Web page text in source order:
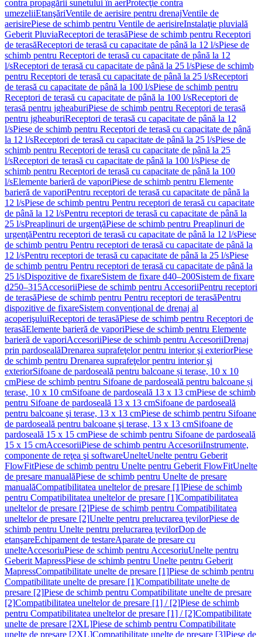
contra propagării sunetului în aerProtecţie contra
umezeliiEtanşăriVentile de aerisire pentru drenajVentile de
aerisirePiese de schimb pentru Ventile de aerisireInstalaţie pluvială
Geberit PluviaReceptori de terasăPiese de schimb pentru Receptori
de terasăReceptori de terasă cu capacitate de până la 12 l/sPiese de
schimb pentru Receptori de terasă cu capacitate de până la 12
l/sReceptori de terasă cu capacitate de până la 25 l/sPiese de schimb
pentru Receptori de terasă cu capacitate de până la 25 l/sReceptori
de terasă cu capacitate de până la 100 l/sPiese de schimb pentru
Receptori de terasă cu capacitate de până la 100 l/sReceptori de
terasă pentru jgheaburiPiese de schimb pentru Receptori de terasă
pentru jgheaburiReceptori de terasă cu capacitate de până la 12
l/sPiese de schimb pentru Receptori de terasă cu capacitate de până
la 12 l/sReceptori de terasă cu capacitate de până la 25 l/sPiese de
schimb pentru Receptori de terasă cu capacitate de până la 25
l/sReceptori de terasă cu capacitate de până la 100 l/sPiese de
schimb pentru Receptori de terasă cu capacitate de până la 100
l/sElemente barieră de vaporiPiese de schimb pentru Elemente
barieră de vaporiPentru receptori de terasă cu capacitate de până la
12 l/sPiese de schimb pentru Pentru receptori de terasă cu capacitate
de până la 12 l/sPentru receptori de terasă cu capacitate de până la
25 l/sPreaplinuri de urgenţăPiese de schimb pentru Preaplinuri de
urgenţăPentru receptori de terasă cu capacitate de până la 12 l/sPiese
de schimb pentru Pentru receptori de terasă cu capacitate de până la
12 l/sPentru receptori de terasă cu capacitate de până la 25 l/sPiese
de schimb pentru Pentru receptori de terasă cu capacitate de până la
25 l/sDispozitive de fixareSistem de fixare d40–200Sistem de fixare
d250–315AccesoriiPiese de schimb pentru AccesoriiPentru receptori
de terasăPiese de schimb pentru Pentru receptori de terasăPentru
dispozitive de fixareSistem convenţional de drenaj al
acoperişuluiReceptori de terasăPiese de schimb pentru Receptori de
terasăElemente barieră de vaporiPiese de schimb pentru Elemente
barieră de vaporiAccesoriiPiese de schimb pentru AccesoriiDrenaj
prin pardosealăDrenarea suprafeţelor pentru interior şi exteriorPiese
de schimb pentru Drenarea suprafeţelor pentru interior şi
exteriorSifoane de pardoseală pentru balcoane și terase, 10 x 10
cmPiese de schimb pentru Sifoane de pardoseală pentru balcoane și
terase, 10 x 10 cmSifoane de pardoseală 13 x 13 cmPiese de schimb
pentru Sifoane de pardoseală 13 x 13 cmSifoane de pardoseală
pentru balcoane şi terase, 13 x 13 cmPiese de schimb pentru Sifoane
de pardoseală pentru balcoane şi terase, 13 x 13 cmSifoane de
pardoseală 15 x 15 cmPiese de schimb pentru Sifoane de pardoseală
15 x 15 cmAccesoriiPiese de schimb pentru AccesoriiInstrumente,
componente de reţea şi softwareUnelteUnelte pentru Geberit
FlowFitPiese de schimb pentru Unelte pentru Geberit FlowFitUnelte
de presare manualăPiese de schimb pentru Unelte de presare
manualăCompatibilitatea uneltelor de presare [1]Piese de schimb
pentru Compatibilitatea uneltelor de presare [1]Compatibilitatea
uneltelor de presare [2]Piese de schimb pentru Compatibilitatea
uneltelor de presare [2]Unelte pentru prelucrarea ţevilorPiese de
schimb pentru Unelte pentru prelucrarea ţevilorDop de
etanşareEchipament de testareAparate de presare cu
unelteAccesoriuPiese de schimb pentru AccesoriuUnelte pentru
Geberit MapressPiese de schimb pentru Unelte pentru Geberit
MapressCompatibilitate unelte de presare [1]Piese de schimb pentru
Compatibilitate unelte de presare [1]Compatibilitate unelte de
presare [2]Piese de schimb pentru Compatibilitate unelte de presare
[2]Compatibilitatea uneltelor de presare [1] / [2]Piese de schimb
pentru Compatibilitatea uneltelor de presare [1] / [2]Compatibilitate
unelte de presare [2XL]Piese de schimb pentru Compatibilitate
unelte de presare [2XL]Compatibilitate unelte de presare [3]Piese de